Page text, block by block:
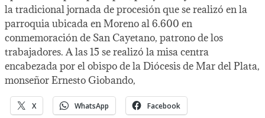
la tradicional jornada de procesión que se realizó en la
parroquia ubicada en Moreno al 6.600 en
conmemoración de San Cayetano, patrono de los
trabajadores. A las 15 se realizó la misa centra
encabezada por el obispo de la Diócesis de Mar del Plata,
monseñor Ernesto Giobando,
X WhatsApp Facebook